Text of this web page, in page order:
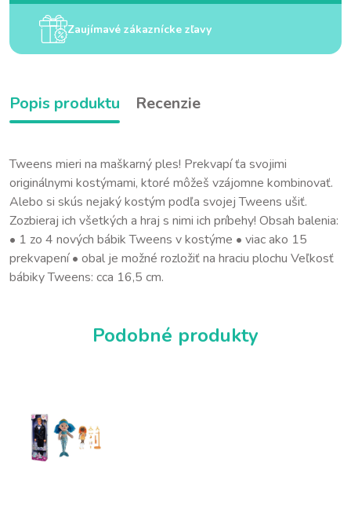
Zaujímavé zákaznícke zľavy
Popis produktu Recenzie
Tweens mieri na maškarný ples! Prekvapí ťa svojimi
originálnymi kostýmami, ktoré môžeš vzájomne kombinovať.
Alebo si skús nejaký kostým podľa svojej Tweens ušiť.
Zozbieraj ich všetkých a hraj s nimi ich príbehy! Obsah balenia:
• 1 zo 4 nových bábik Tweens v kostýme • viac ako 15
prekvapení • obal je možné rozložiť na hraciu plochu Veľkosť
bábiky Tweens: cca 16,5 cm.
Podobné produkty